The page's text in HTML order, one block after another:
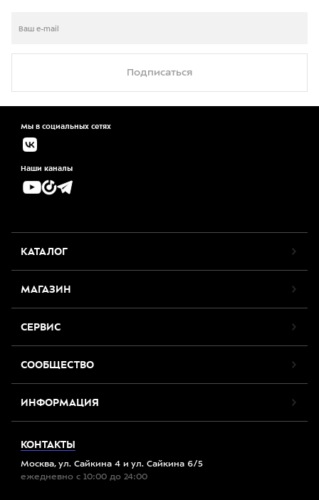
Подписаться
Мы в социальных сетях
Наши каналы
КАТАЛОГ
МАГАЗИН
СЕРВИС
СООБЩЕСТВО
ИНФОРМАЦИЯ
КОНТАКТЫ
Москва, ул. Сайкина 4 и ул. Сайкина 6/5
ежедневно с 10:00 до 24:00